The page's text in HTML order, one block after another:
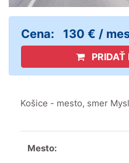
Cena: 130 € /
Košice - mesto, smer
Mesto: